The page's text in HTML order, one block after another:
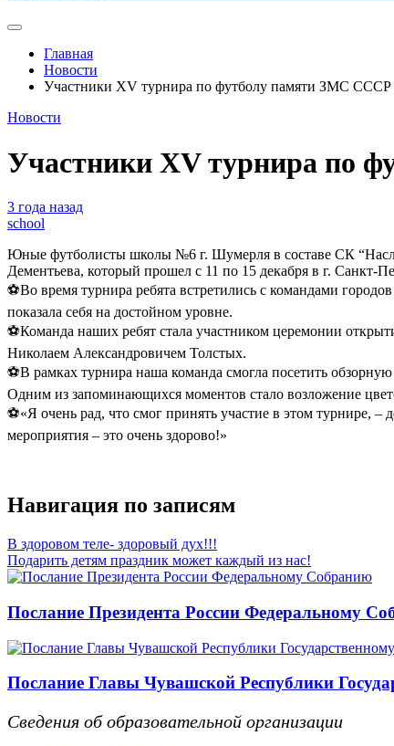
Главная
Новости
Участники XV турнира по футболу памяти ЗМС СССР
Новости
Участники XV турнира по
3 года назад
school
Юные футболисты школы №6 г. Шумерля в составе СК
Дементьева, который прошел с 11 по 15 декабря в г. Санкт-
⚽️Во время турнира ребята встретились с командами
показала себя на достойном уровне.
⚽️Команда наших ребят стала участником церемонии
Николаем Александровичем Толстых.
⚽️В рамках турнира наша команда смогла посетить
Одним из запоминающихся моментов стало возложение
⚽️«Я очень рад, что смог принять участие в этом
мероприятия – это очень здорово!»
Навигация по записям
В здоровом теле- здоровый дух!!!
Подарить детям праздник может каждый из нас!
Послание Президента России Федеральному
Послание Главы Чувашской Республики
Сведения об образовательной организации